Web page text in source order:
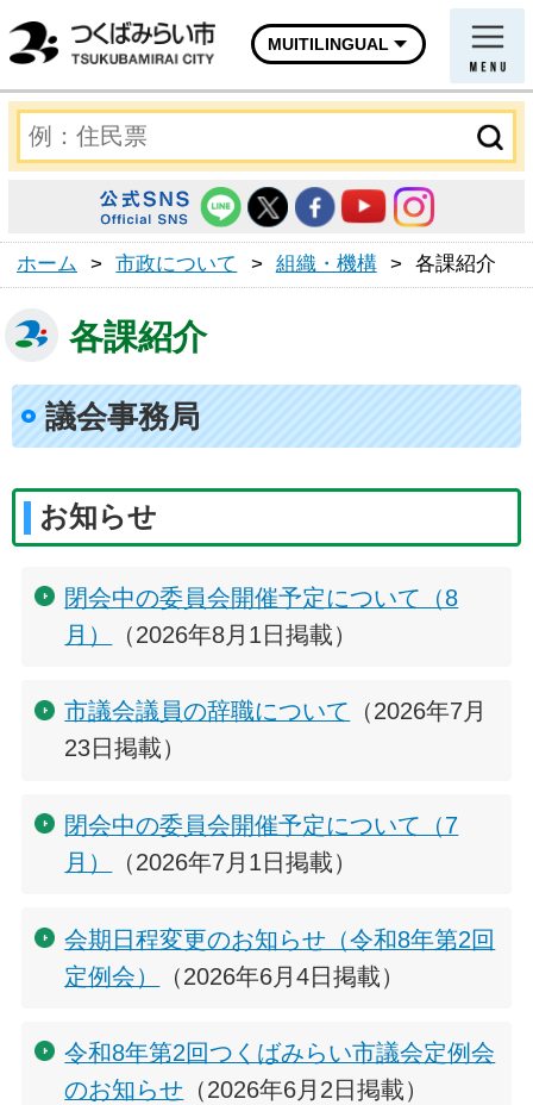
MUITILINGUAL
ホーム > 市政について > 組織・機構 > 各課紹介
各課紹介
議会事務局
お知らせ
閉会中の委員会開催予定について（8
月）
（2026年8月1日掲載）
市議会議員の辞職について
（2026年7月
23日掲載）
閉会中の委員会開催予定について（7
月）
（2026年7月1日掲載）
会期日程変更のお知らせ（令和8年第2回
定例会）
（2026年6月4日掲載）
令和8年第2回つくばみらい市議会定例会
のお知らせ （2026年6月2日掲載）